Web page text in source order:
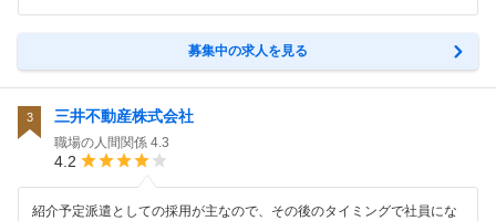
募集中の求人を見る
3 三井不動産株式会社
職場の人間関係 4.3
4.2
紹介予定派遣としての採用が主なので、その後のタイミングで社員にな